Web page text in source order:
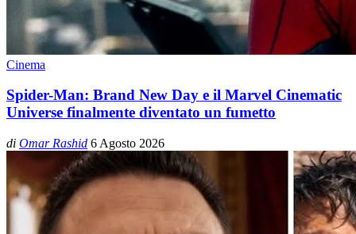
Cinema
Spider-Man: Brand New Day e il Marvel Cinematic
Universe finalmente diventato un fumetto
di Omar Rashid 6 Agosto 2026